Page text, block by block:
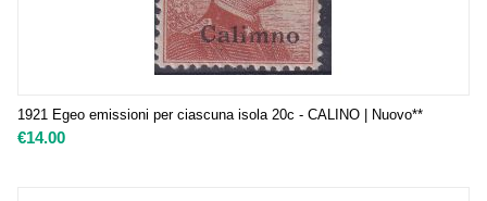
1921 Egeo emissioni per ciascuna isola 20c - CALINO | Nuovo**
€14.00